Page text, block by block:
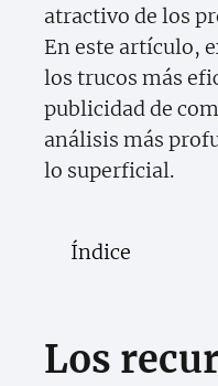
atractivo de los
En este artículo,
los trucos más
publicidad de
análisis más
lo superficial.
Índice
Los